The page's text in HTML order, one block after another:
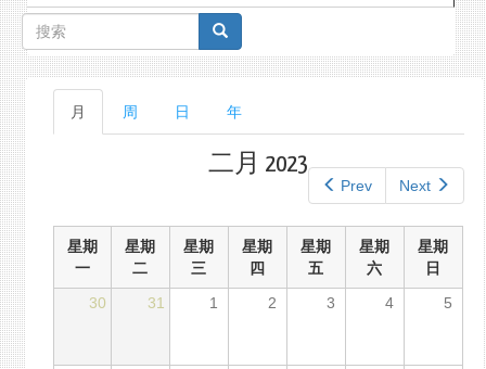
搜
索
表
单
主
标
月 周 日 年
Prev Next
二月 2023
星期
一
星期
二
星期
三
星期
四
星期
五
星期
六
星期
日
30
31 1 2 3 4 5